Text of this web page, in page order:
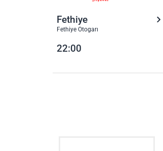
Fethiye
Fethiye Otogarı
22:00